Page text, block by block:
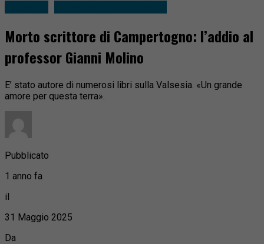
Morto scrittore di Campertogno: l’addio al
professor Gianni Molino
E’ stato autore di numerosi libri sulla Valsesia. «Un grande
amore per questa terra».
Pubblicato
1 anno fa
il
31 Maggio 2025
Da